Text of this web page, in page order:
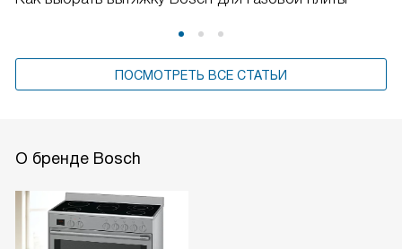
ПОСМОТРЕТЬ ВСЕ СТАТЬИ
О бренде Bosch